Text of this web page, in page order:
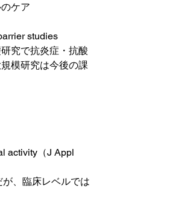
ケア
studies
で抗炎症・抗酸
模研究は今後の課
activity（J Appl
、臨床レベルでは